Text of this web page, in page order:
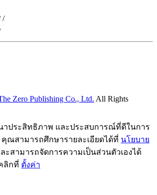
/
Zero Publishing Co., Ltd. All Rights
าประสิทธิภาพ และประสบการณ์ที่ดีในการ
ณสามารถศึกษารายละเอียดได้ที่ นโยบาย
ะสามารถจัดการความเป็นส่วนตัวเองได้
ลิกที่ ตั้งค่า